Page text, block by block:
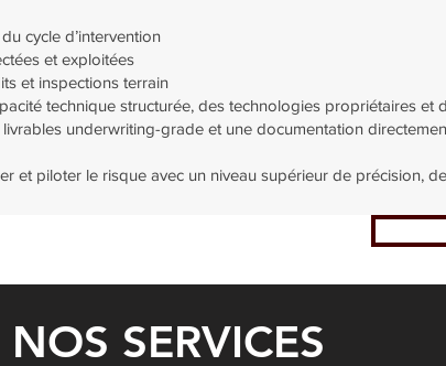
cycle d’intervention
et exploitées
et inspections terrain
technique structurée, des technologies propriétaires et
underwriting-grade et une documentation
et piloter le risque avec un niveau supérieur de précision,
NOS SERVICES